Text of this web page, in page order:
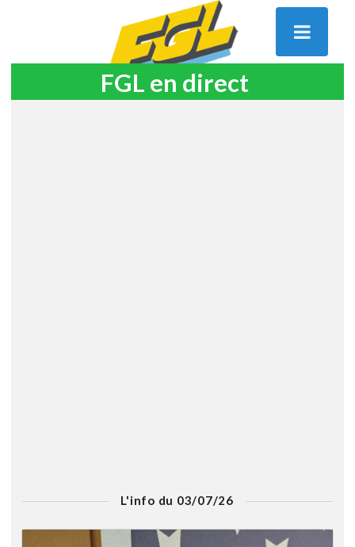
FGL en direct
L'info du 03/07/26